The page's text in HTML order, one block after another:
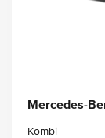
Mercedes-
Kombi